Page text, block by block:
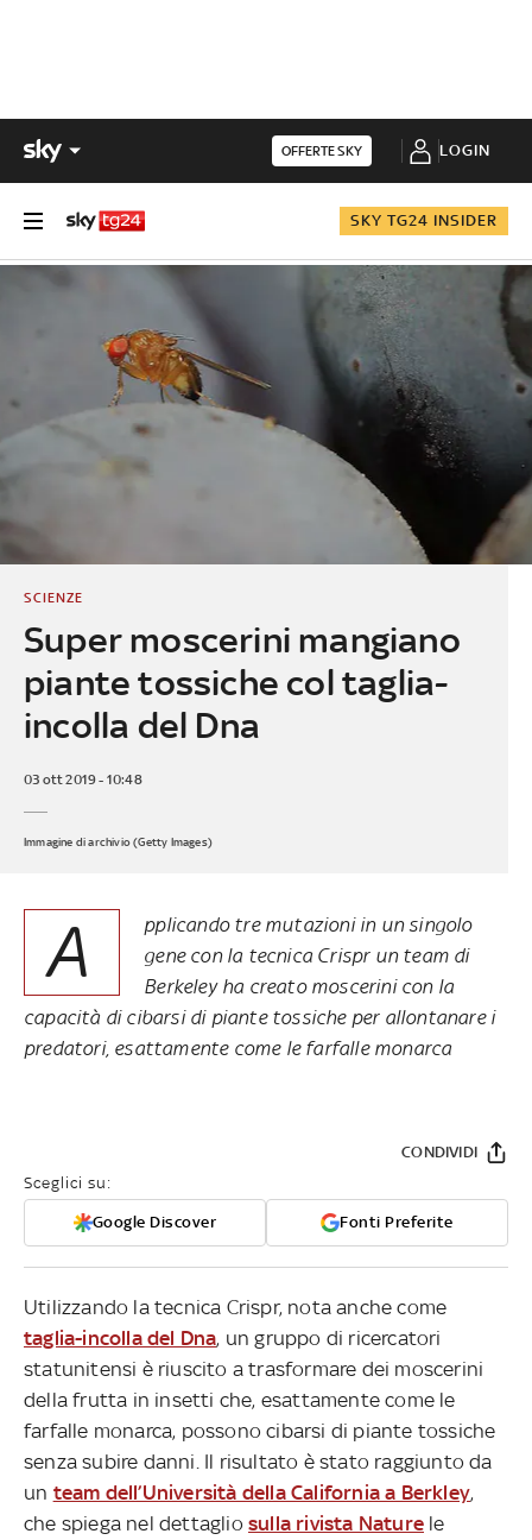
OFFERTE SKY LOGIN
SKY TG24 INSIDER
Super moscerini mangiano
piante tossiche col taglia-
incolla del Dna
SCIENZE
03 ott 2019 - 10:48
Immagine di archivio (Getty Images)
A
pplicando tre mutazioni in un singolo
gene con la tecnica Crispr un team di
Berkeley ha creato moscerini con la
capacità di cibarsi di piante tossiche per allontanare i
predatori, esattamente come le farfalle monarca
Sceglici su:
Google Discover Fonti Preferite
CONDIVIDI
Utilizzando la tecnica Crispr, nota anche come
taglia-incolla del Dna, un gruppo di ricercatori
statunitensi è riuscito a trasformare dei moscerini
della frutta in insetti che, esattamente come le
farfalle monarca, possono cibarsi di piante tossiche
senza subire danni. Il risultato è stato raggiunto da
un team dell’Università della California a Berkley,
che spiega nel dettaglio sulla rivista Nature le